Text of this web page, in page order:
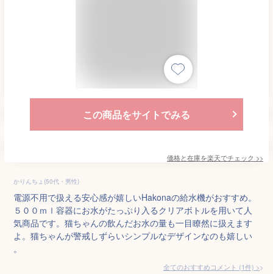
この商品をサイトでみる
価格と在庫を楽天でチェック >>
かりんちょ(50代・男性)
電源不用で扱える安心感が嬉しいHakonaの給水機がおすすめ。
５００ｍｌ容器にお水がたっぷり入るクリアボトルを用いて人
気商品です。猫ちゃんの飲んだお水の量も一目瞭然に扱えます
よ。猫ちゃんが警戒しずらいシンプルなデザインなのも嬉しい
。
全てのおすすめコメント (1件) >